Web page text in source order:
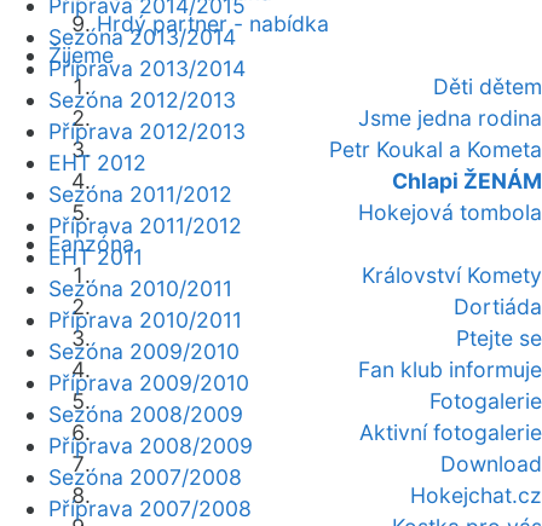
Hrdý partner - nabídka
Žijeme
Děti dětem
Jsme jedna rodina
Petr Koukal a Kometa
Chlapi ŽENÁM
Hokejová tombola
Fanzóna
Království Komety
Dortiáda
Ptejte se
Fan klub informuje
Fotogalerie
Aktivní fotogalerie
Download
Hokejchat.cz
Příprava 2014/2015
Sezóna 2013/2014
Příprava 2013/2014
Sezóna 2012/2013
Příprava 2012/2013
EHT 2012
Sezóna 2011/2012
Příprava 2011/2012
EHT 2011
Sezóna 2010/2011
Příprava 2010/2011
Sezóna 2009/2010
Příprava 2009/2010
Sezóna 2008/2009
Příprava 2008/2009
Sezóna 2007/2008
Příprava 2007/2008